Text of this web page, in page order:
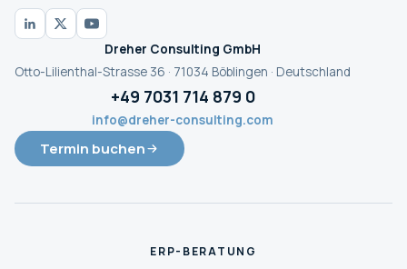
Dreher Consulting GmbH
Otto-Lilienthal-Strasse 36 · 71034 Böblingen · Deutschland
+49 7031 714 879 0
info@dreher-consulting.com
Termin buchen
ERP-BERATUNG